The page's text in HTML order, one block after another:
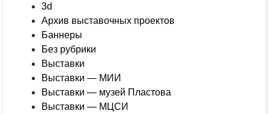
3d
Архив выставочных проектов
Баннеры
Без рубрики
Выставки
Выставки — МИИ
Выставки — музей Пластова
Выставки — МЦСИ